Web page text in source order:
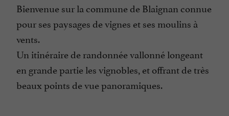
Bienvenue sur la commune de Blaignan connue
pour ses paysages de vignes et ses moulins à
vents.
Un itinéraire de randonnée vallonné longeant
en grande partie les vignobles, et offrant de très
beaux points de vue panoramiques.